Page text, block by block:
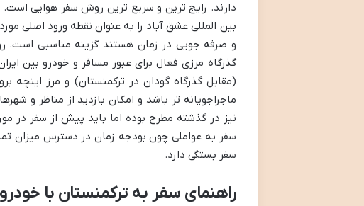
دارند. رایج ترین و سریع ترین روش سفر هوایی است.
بین المللی عشق آباد را به عنوان نقطه ورود اصلی
و صرفه جویی در زمان هستند گزینه مناسبی است.
گذرگاه مرزی فعال برای عبور مسافر و خودرو بین
(مقابل گذرگاه گودان در ترکمنستان) و مرز اینچه
ماجراجویانه تر باشد و امکان بازدید از مناظر و
نیز در گذشته مطرح بوده اما باید پیش از سفر در
سفر به عواملی چون بودجه زمان در دسترس میزان
سفر بستگی دارد.
راهنمای سفر به ترکمنستان با